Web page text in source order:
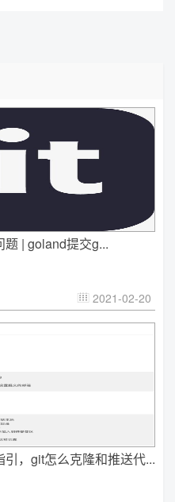
| goland提交g...
 2021-02-20
，git怎么克隆和推送代...